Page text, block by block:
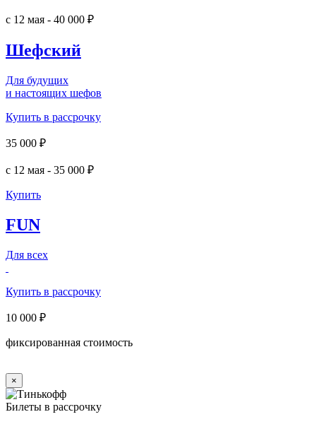
с 12 мая - 40 000 ₽
Шефский
Для будущих
и настоящих шефов
Купить в рассрочку
35 000 ₽
с 12 мая - 35 000 ₽
Купить
FUN
Для всех
Купить в рассрочку
10 000 ₽
фиксированная стоимость
×
Билеты в рассрочку